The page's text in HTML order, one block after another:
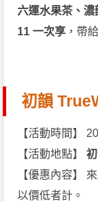
六運水果茶、
11 一次享 ，帶
初韻
【活動時間】
【活動地點】
【優惠內容】
以價低者計。